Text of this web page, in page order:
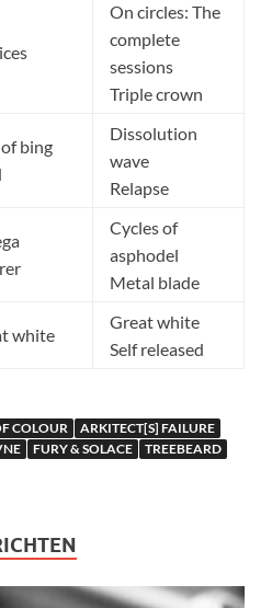
On circles: The
complete
sessions
Triple crown
bing
Dissolution
wave
Relapse
Cycles of
asphodel
Metal blade
white
Great white
Self released
COLOUR
ARKITECT[S] FAILURE
FURY & SOLACE
TREEBEARD